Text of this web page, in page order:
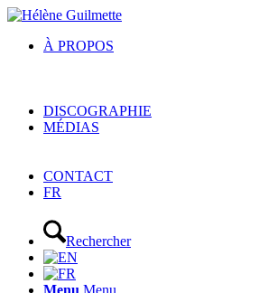
À PROPOS
DISCOGRAPHIE
MÉDIAS
CONTACT
FR
Rechercher
Menu Menu